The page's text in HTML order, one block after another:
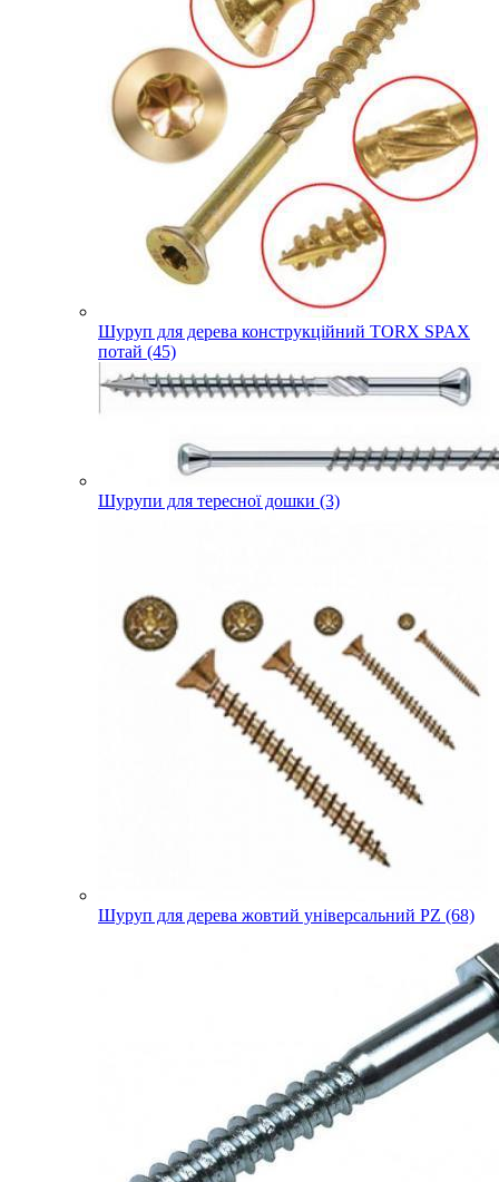
Шуруп для дерева конструкційний TORX SPAX
потай (45)
Шурупи для тересної дошки (3)
Шуруп для дерева жовтий універсальний PZ (68)